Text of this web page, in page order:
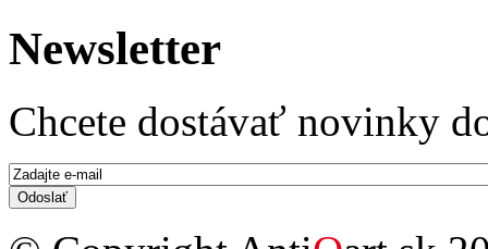
Newsletter
Chcete dostávať novinky
E-mail*